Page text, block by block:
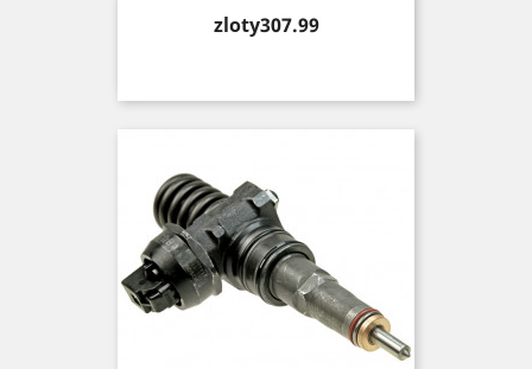
Price
zloty307.99